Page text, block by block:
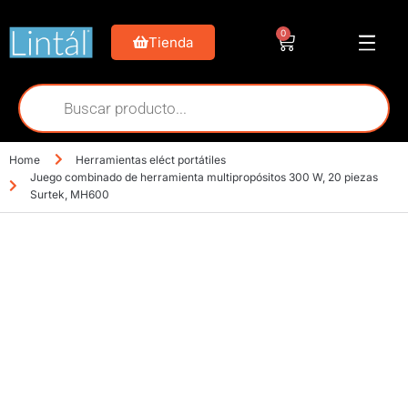
Tienda
0
Home
Herramientas eléct portátiles
Juego combinado de herramienta multipropósitos 300 W, 20 piezas
Surtek, MH600